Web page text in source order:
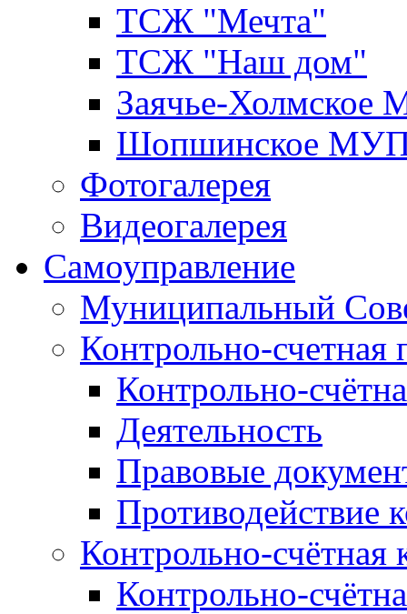
ТСЖ "Мечта"
ТСЖ "Наш дом"
Заячье-
Шопшинское
Фотогалерея
Видеогалерея
Самоуправление
Муниципальный
Контрольно-счетная
Контрольно-
Деятельность
Правовые
Противодействие
Контрольно-счётная
Контрольно-